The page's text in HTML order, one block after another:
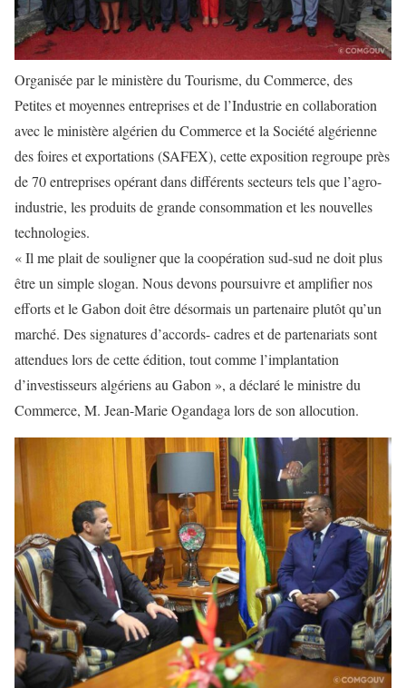
Organisée par le ministère du Tourisme, du Commerce, des
Petites et moyennes entreprises et de l’Industrie en collaboration
avec le ministère algérien du Commerce et la Société algérienne
des foires et exportations (SAFEX), cette exposition regroupe près
de 70 entreprises opérant dans différents secteurs tels que l’agro-
industrie, les produits de grande consommation et les nouvelles
technologies.
« Il me plait de souligner que la coopération sud-sud ne doit plus
être un simple slogan. Nous devons poursuivre et amplifier nos
efforts et le Gabon doit être désormais un partenaire plutôt qu’un
marché. Des signatures d’accords- cadres et de partenariats sont
attendues lors de cette édition, tout comme l’implantation
d’investisseurs algériens au Gabon », a déclaré le ministre du
Commerce, M. Jean-Marie Ogandaga lors de son allocution.